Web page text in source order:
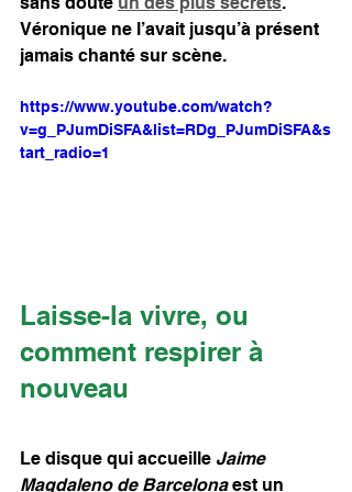
Véronique ne l’avait jusqu’à présent
jamais chanté sur scène.
https://www.youtube.com/watch?
v=g_PJumDiSFA&list=RDg_PJumDiSFA&s
tart_radio=1
Laisse-la vivre, ou
comment respirer à
nouveau
Le disque qui accueille Jaime
Magdaleno de Barcelona est un